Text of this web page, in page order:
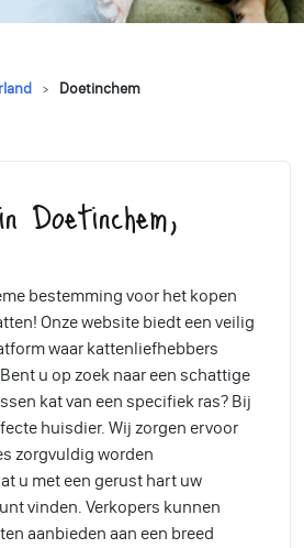
Doetinchem
bestemming voor het kopen
Onze website biedt een veilig
waar kattenliefhebbers
u op zoek naar een schattige
kat van een specifiek ras? Bij
huisdier. Wij zorgen ervoor
zorgvuldig worden
u met een gerust hart uw
vinden. Verkopers kunnen
aanbieden aan een breed